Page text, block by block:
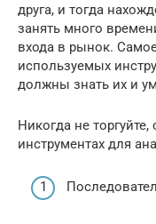
друга, и тогда
занять много
входа в рынок.
используемых
должны знать их и
Никогда не
инструментах для